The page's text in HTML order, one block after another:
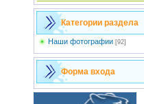
Категории раздела
Наши фотографии [92]
Форма входа